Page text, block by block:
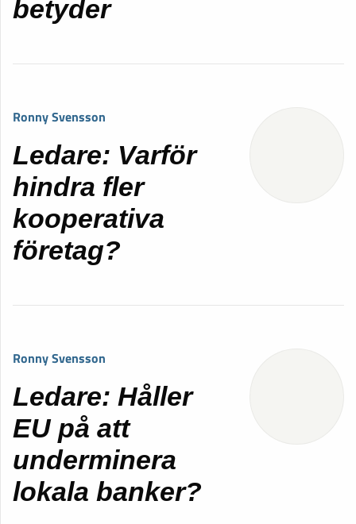
betyder
Ronny Svensson
Ledare: Varför
hindra fler
kooperativa
företag?
Ronny Svensson
Ledare: Håller
EU på att
underminera
lokala banker?